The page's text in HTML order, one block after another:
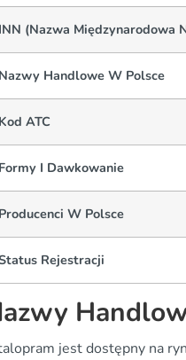
INN (Nazwa Międzynarodowa
Nazwy Handlowe W Polsce
Kod ATC
Formy I Dawkowanie
Producenci W Polsce
Rejestracji
jest dostępny na